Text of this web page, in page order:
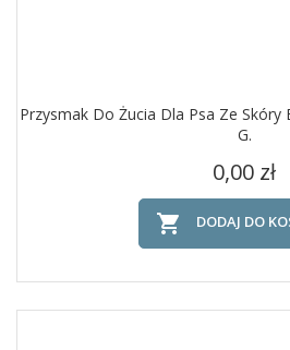
Przysmak Do Żucia Dla Psa Ze Skóry
G.
Cena
0,00 zł
 DODAJ DO